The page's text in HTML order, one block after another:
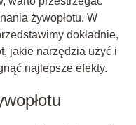
żywopłotu. W
dokładnie,
jakie narzędzia użyć i
najlepsze efekty.